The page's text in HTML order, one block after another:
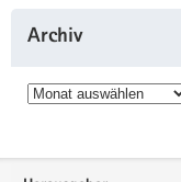
Archiv
Archiv
Service